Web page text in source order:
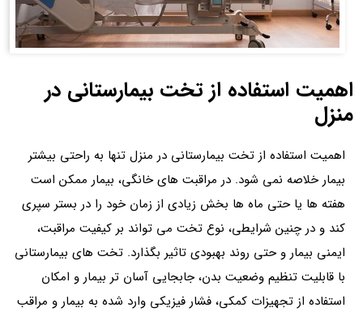
اهمیت استفاده از تخت بیمارستانی در
منزل
اهمیت استفاده از تخت بیمارستانی در منزل تنها به راحتی بیشتر
بیمار خلاصه نمی شود. در مراقبت های خانگی، بیمار ممکن است
هفته ها یا حتی ماه ها بخش زیادی از زمان خود را در بستر سپری
کند و در چنین شرایطی، نوع تخت می تواند بر کیفیت مراقبت،
ایمنی بیمار و حتی روند بهبودی تاثیر بگذارد. تخت های بیمارستانی
با قابلیت تنظیم وضعیت بدن، جابجایی آسان تر بیمار و امکان
استفاده از تجهیزات کمکی، فشار فیزیکی وارد شده به بیمار و مراقب